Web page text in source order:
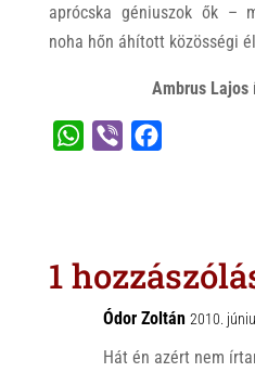
aprócska géniuszok ők –
noha hőn áhított közösségi
Ambrus Lajos
A
o
o
1
Ódor Zoltán 2010.
Hát én azért nem